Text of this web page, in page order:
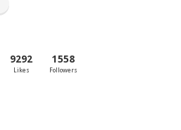
9292
Likes
1558
Followers